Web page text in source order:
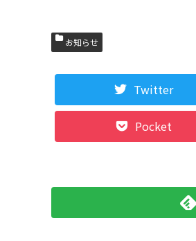
お知らせ
Twitter
Pocket